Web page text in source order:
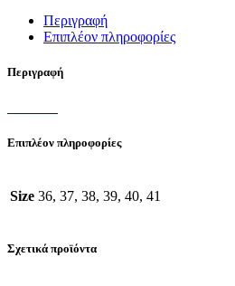
Περιγραφή
Επιπλέον πληροφορίες
Περιγραφή
Επιπλέον πληροφορίες
Size 36, 37, 38, 39, 40, 41
Σχετικά προϊόντα